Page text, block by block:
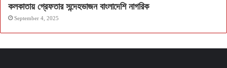
কলকাতায় গ্রেফতার সন্দেহভাজন বাংলাদেশি নাগরিক
September 4, 2025